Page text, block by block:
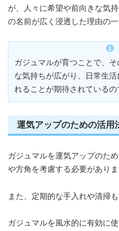
が、人々に希望や前向きな気
の名前が広く浸透した理由の一
ガジュマルが育つことで、
な気持ちが広がり、日常生
れることが期待されているの
運気アップのための活用
ガジュマルを運気アップのた
や方角を考慮する必要がありま
また、定期的な手入れや清掃も
ガジュマルを風水的に有効に